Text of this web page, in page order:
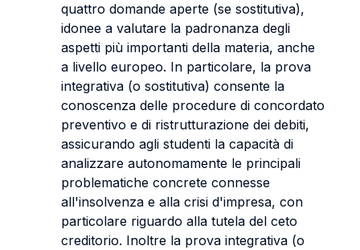
quattro domande aperte (se sostitutiva),
idonee a valutare la padronanza degli
aspetti più importanti della materia, anche
a livello europeo. In particolare, la prova
integrativa (o sostitutiva) consente la
conoscenza delle procedure di concordato
preventivo e di ristrutturazione dei debiti,
assicurando agli studenti la capacità di
analizzare autonomamente le principali
problematiche concrete connesse
all'insolvenza e alla crisi d'impresa, con
particolare riguardo alla tutela del ceto
creditorio. Inoltre la prova integrativa (o